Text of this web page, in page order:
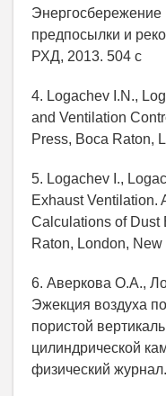
Энергосбережение
предпосылки и
РХД, 2013. 504 с
4. Logachev I.N.,
and Ventilation
Press, Boca Raton,
5. Logachev I.,
Exhaust Ventilation.
Calculations of Dust
Raton, London,
6. Аверкова О.А.,
Эжекция воздуха
пористой
цилиндрической
физический